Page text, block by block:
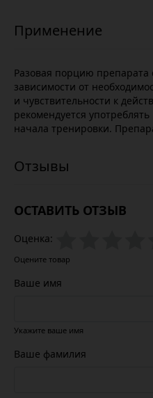
Разовая порцию препарата
зависимости от
и чувствительности к
рекомендуется
начала тренировки.
ОСТАВИТЬ ОТЗЫВ
Оценка:
Оцените товар
Ваше имя
Укажите ваше имя
Ваше фамилия